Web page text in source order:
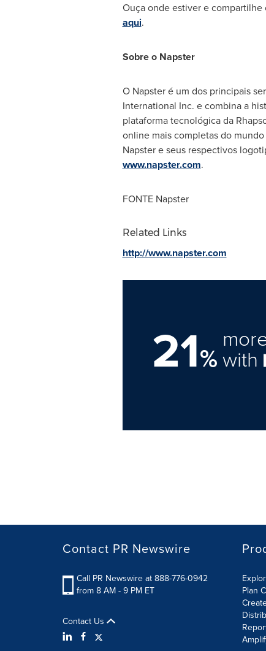
Ouça onde estiver e compartilhe
aqui.
Sobre o Napster
O Napster é um dos principais
International Inc. e combina a
plataforma tecnológica da
online mais completas do
Napster e seus respectivos
www.napster.com.
FONTE Napster
Related Links
http://www.napster.com
21%with
Contact PR Newswire
Call PR Newswire at 888-776-0942
from 8 AM - 9 PM ET
Contact Us
Plan